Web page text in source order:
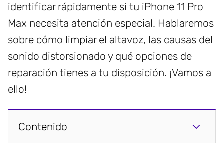
identificar rápidamente si tu iPhone 11 Pro
Max necesita atención especial. Hablaremos
sobre cómo limpiar el altavoz, las causas del
sonido distorsionado y qué opciones de
reparación tienes a tu disposición. ¡Vamos a
ello!
Contenido